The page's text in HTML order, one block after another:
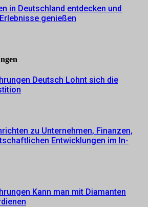
in Deutschland entdecken und
genießen
Deutsch Lohnt sich die
zu Unternehmen, Finanzen,
Entwicklungen im In-
Kann man mit Diamanten